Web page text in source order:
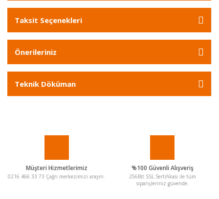
Taksit Seçenekleri
Önerileriniz
Teknik Döküman
Müşteri Hizmetlerimiz
0216 466 33 73 Çağrı merkezimizi arayın.
%100 Güvenli Alışveriş
256Bit SSL Sertifikası ile tüm
siparişleriniz güvende.